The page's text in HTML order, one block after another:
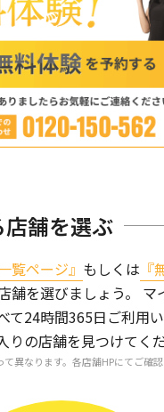
舗を選ぶ
覧ページ』 もしくは
舗を選びましょう。
マ
て24時間365日ご利用
りの店舗を見つけてくだ
異なります。各店舗HPにてご確認